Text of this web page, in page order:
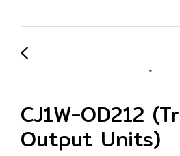
CJ1W-OD212
Output Units)